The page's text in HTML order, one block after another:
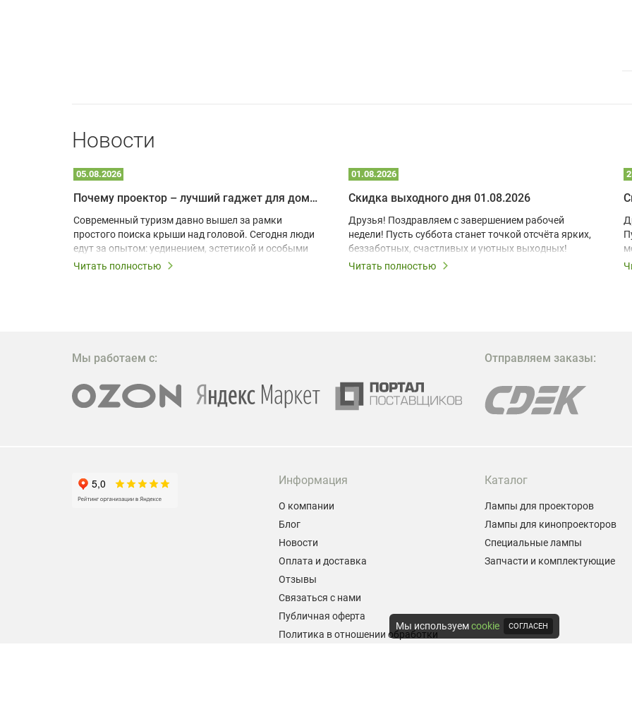
Новости
05.08.2026
Почему проектор – лучший гаджет для домика в глэмпинге
Современный туризм давно вышел за рамки
простого поиска крыши над головой. Сегодня люди
едут за опытом: уединением, эстетикой и особыми
ощущениями. Владельцы A-frame домов,
эффективных и бюджетных способов стать
проектора.
Читать полностью
01.08.2026
Скидка выходного дня 01.08.2026
Друзья! Поздравляем с завершением рабочей
недели! Пусть суббота станет точкой отсчёта ярких,
беззаботных, счастливых и уютных выходных!
Читать полностью
Мы работаем с: Отправляем заказы:
Информация
О компании
Блог
Новости
Оплата и доставка
Отзывы
Связаться с нами
Публичная оферта
Политика в отношении обработки
Каталог
Лампы для проекторов
Лампы для кинопроекторов
Специальные лампы
Запчасти и комплектующие
Мы используемcookie СОГЛАСЕН